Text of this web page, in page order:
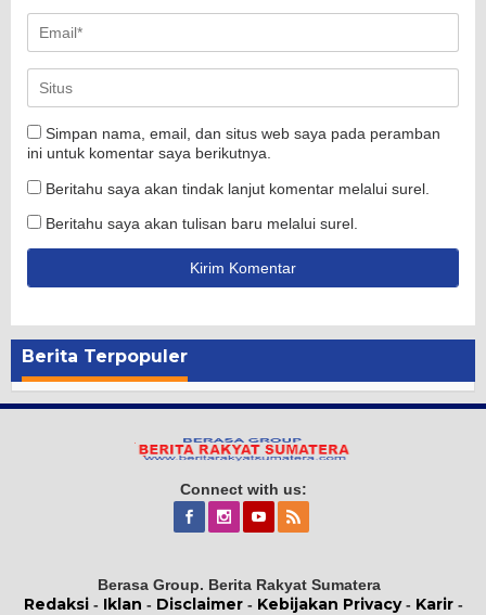
Simpan nama, email, dan situs web saya pada peramban
ini untuk komentar saya berikutnya.
Beritahu saya akan tindak lanjut komentar melalui surel.
Beritahu saya akan tulisan baru melalui surel.
Berita Terpopuler
Connect with us:
Berasa Group. Berita Rakyat Sumatera
Redaksi- Iklan - Disclaimer- Kebijakan Privacy- Karir-